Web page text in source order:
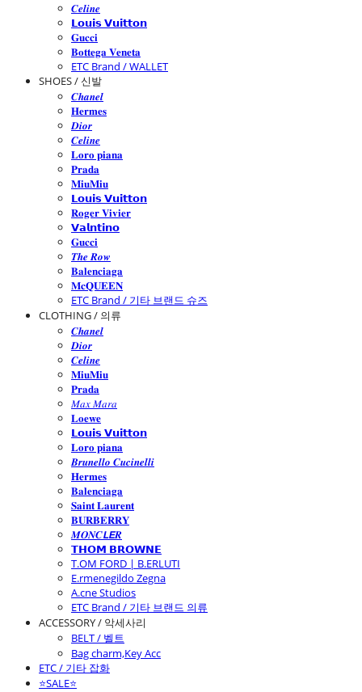
𝑪𝒆𝒍𝒊𝒏𝒆
𝗟𝗼𝘂𝗶𝘀 𝗩𝘂𝗶𝘁𝘁𝗼𝗻
𝐆𝐮𝐜𝐜𝐢
𝐁𝐨𝐭𝐭𝐞𝐠𝐚 𝐕𝐞𝐧𝐞𝐭𝐚
ETC Brand / WALLET
SHOES / 신발
𝑪𝒉𝒂𝒏𝒆𝒍
𝐇𝐞𝐫𝐦𝐞𝐬
𝑫𝒊𝒐𝒓
𝑪𝒆𝒍𝒊𝒏𝒆
𝐋𝐨𝐫𝐨 𝐩𝐢𝐚𝐧𝐚
𝐏𝐫𝐚𝐝𝐚
𝐌𝐢𝐮𝐌𝐢𝐮
𝗟𝗼𝘂𝗶𝘀 𝗩𝘂𝗶𝘁𝘁𝗼𝗻
𝐑𝐨𝐠𝐞𝐫 𝐕𝐢𝐯𝐢𝐞𝐫
𝗩𝗮𝗹𝗻𝘁𝗶𝗻𝗼
𝐆𝐮𝐜𝐜𝐢
𝑻𝒉𝒆 𝑹𝒐𝒘
𝐁𝐚𝐥𝐞𝐧𝐜𝐢𝐚𝐠𝐚
𝐌𝐜𝐐𝐔𝐄𝐄𝐍
ETC Brand / 기타 브랜드 슈즈
CLOTHING / 의류
𝑪𝒉𝒂𝒏𝒆𝒍
𝑫𝒊𝒐𝒓
𝑪𝒆𝒍𝒊𝒏𝒆
𝐌𝐢𝐮𝐌𝐢𝐮
𝐏𝐫𝐚𝐝𝐚
𝑀𝑎𝑥 𝑀𝑎𝑟𝑎
𝐋𝐨𝐞𝐰𝐞
𝗟𝗼𝘂𝗶𝘀 𝗩𝘂𝗶𝘁𝘁𝗼𝗻
𝐋𝐨𝐫𝐨 𝐩𝐢𝐚𝐧𝐚
𝑩𝒓𝒖𝒏𝒆𝒍𝒍𝒐 𝑪𝒖𝒄𝒊𝒏𝒆𝒍𝒍𝒊
𝐇𝐞𝐫𝐦𝐞𝐬
𝐁𝐚𝐥𝐞𝐧𝐜𝐢𝐚𝐠𝐚
𝐒𝐚𝐢𝐧𝐭 𝐋𝐚𝐮𝐫𝐞𝐧𝐭
𝐁𝐔𝐑𝐁𝐄𝐑𝐑𝐘
𝑴𝑶𝑵𝑪𝙇𝙀𝑹
𝗧𝗛𝗢𝗠 𝗕𝗥𝗢𝗪𝗡𝗘
T.OM FORD | B.ERLUTI
E.rmenegildo Zegna
A.cne Studios
ETC Brand / 기타 브랜드 의류
ACCESSORY / 악세사리
BELT / 벨트
Bag charm,Key Acc
ETC / 기타 잡화
⭐SALE⭐